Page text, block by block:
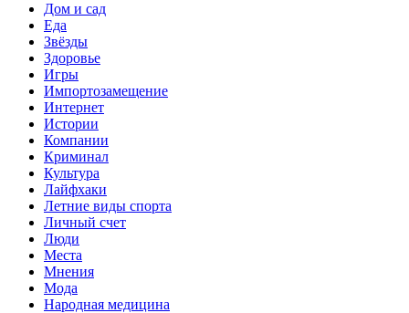
Дом и сад
Еда
Звёзды
Здоровье
Игры
Импортозамещение
Интернет
Истории
Компании
Криминал
Культура
Лайфхаки
Летние виды спорта
Личный счет
Люди
Места
Мнения
Мода
Народная медицина